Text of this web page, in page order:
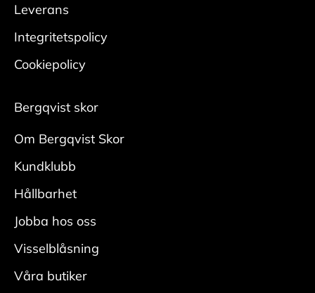
Leverans
Integritetspolicy
Cookiepolicy
Bergqvist skor
Om Bergqvist Skor
Kundklubb
Hållbarhet
Jobba hos oss
Visselblåsning
Våra butiker